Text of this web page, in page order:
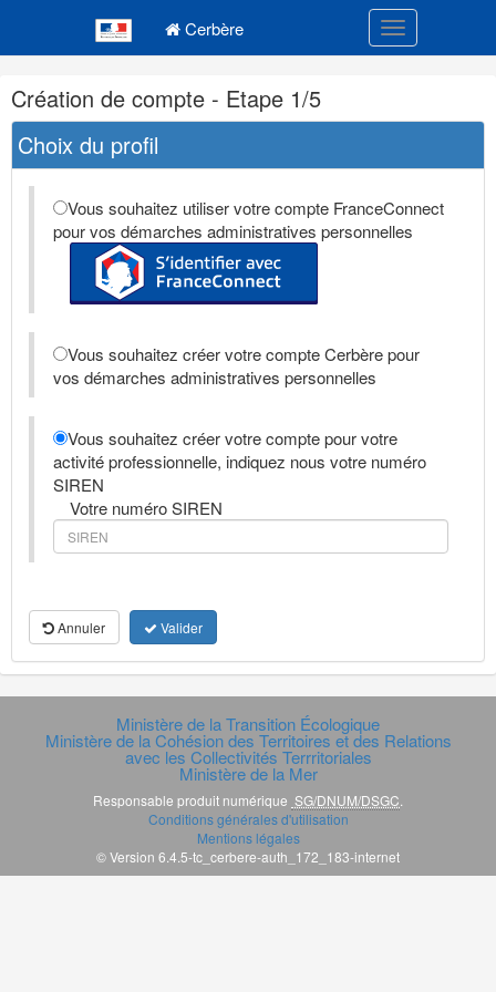
Cerbère Toggle
Navigation
et
outils
annexes
Création de compte - Etape 1/5
Choix du profil
Vous souhaitez utiliser votre compte FranceConnect
pour vos démarches administratives personnelles
Vous souhaitez créer votre compte Cerbère pour
vos démarches administratives personnelles
Vous souhaitez créer votre compte pour votre
activité professionnelle, indiquez nous votre numéro
SIREN
Votre numéro SIREN
Annuler Valider
Ministère de la Transition Écologique
Ministère de la Cohésion des Territoires et des Relations
avec les Collectivités Terrritoriales
Ministère de la Mer
Responsable produit numérique SG/DNUM/DSGC
Conditions générales d'utilisation
Mentions légales
© Version 6.4.5-tc_cerbere-auth_172_183-internet